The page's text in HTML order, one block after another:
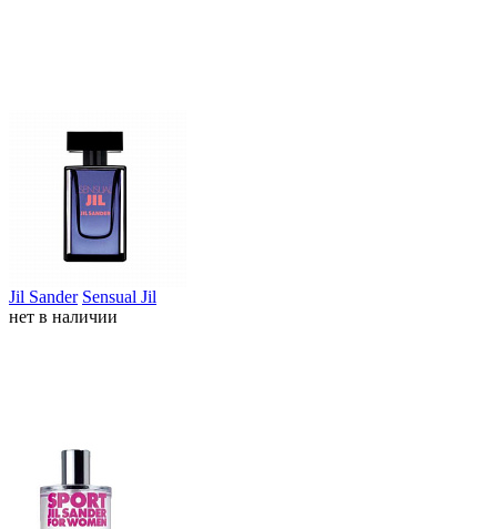
Jil Sander Sensual Jil
нет в наличии